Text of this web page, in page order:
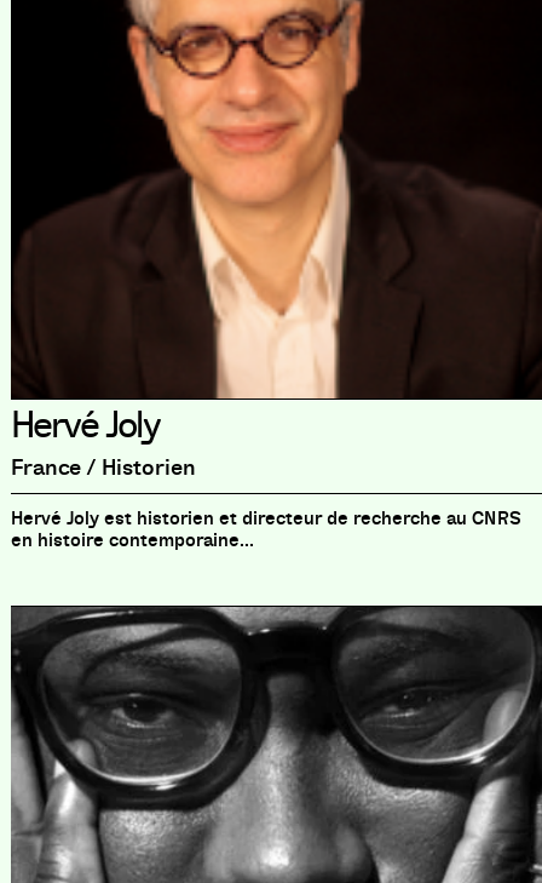
Hervé Joly
France / Historien
Hervé Joly est historien et directeur de recherche au CNRS
en histoire contemporaine...